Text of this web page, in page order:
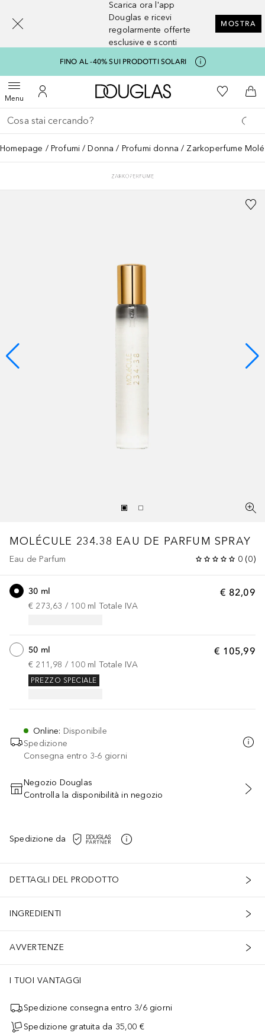
Scarica ora l'app
Douglas e ricevi
regolarmente offerte
esclusive e sconti
MOSTRA
FINO AL -40% SUI PRODOTTI SOLARI
MenuApri menuAl Mio Account
A Douglas HomeAlla Mia
Al
Torna indietro
Esegui ricerca
Homepage Profumi Donna Profumi donna Zarkoperfume
MOLÉCULE 234.38 EAU DE PARFUM SPRAY
Eau de Parfum 0 (0)
€ 82,09
30 ml
€ 273,63 / 100 ml Totale IVA
€ 105,99
50 ml
€ 211,98 / 100 ml Totale IVA
PREZZO SPECIALE
Online: Disponibile
Spedizione
Consegna entro 3-6 giorni
AGGIUNGI AL CARRELLO
Negozio Douglas
Controlla la disponibilità in negozio
Spedizione da
DETTAGLI DEL PRODOTTO
INGREDIENTI
AVVERTENZE
I TUOI VANTAGGI
Spedizione consegna entro 3/6 giorni
Spedizione gratuita da 35,00 €
[navigation.slideout.screenreader]